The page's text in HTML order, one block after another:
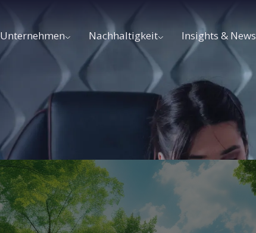
Unternehmen Nachhaltigkeit Insights & News